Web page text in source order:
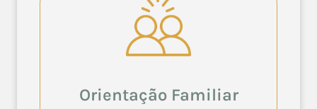
Orientação Familiar